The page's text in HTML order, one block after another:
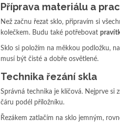
Příprava materiálu a
Než začnu řezat sklo, připravím si
kolečkem. Budu také potřebovat
Sklo si položím na měkkou podložku,
musí být čisté a dobře osvětlené.
Technika řezání skla
Správná technika je klíčová. Nejprve si
čáru podél příložníku.
Řezákem zatlačím na sklo jemným,